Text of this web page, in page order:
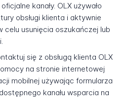
kanały. OLX używało
obsługi klienta i aktywnie
celu usunięcia oszukańczej lub
się z obsługą klienta OLX
na stronie internetowej
mobilnej używając formularza
kanału wsparcia na